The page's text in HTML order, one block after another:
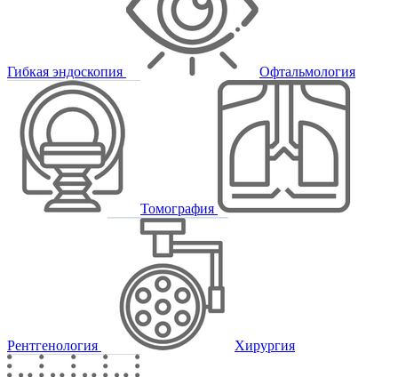
Гибкая эндоскопия Офтальмология
Томография
Рентгенология Хирургия